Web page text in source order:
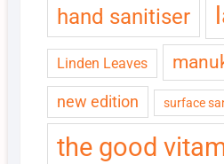
hand sanitiser
Linden Leaves
new edition surface
the good